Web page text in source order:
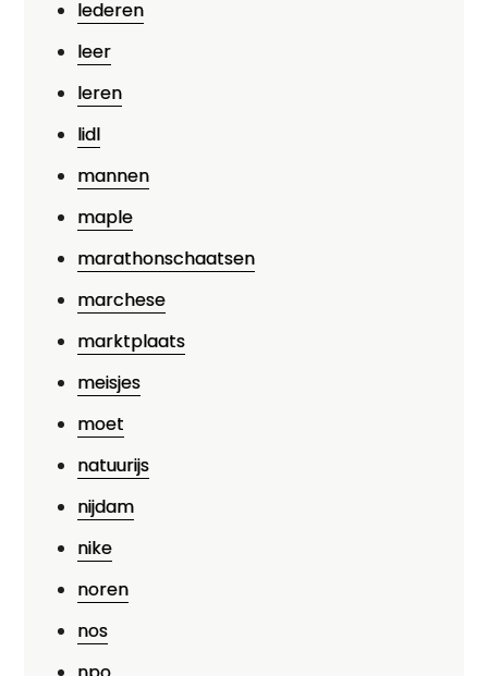
lederen
leer
leren
lidl
mannen
maple
marathonschaatsen
marchese
marktplaats
meisjes
moet
natuurijs
nijdam
nike
noren
nos